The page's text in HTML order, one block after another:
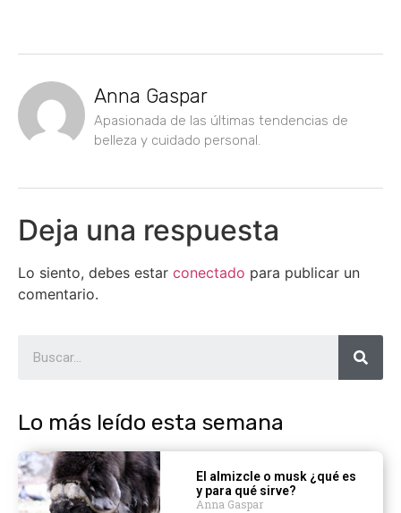
Anna Gaspar
Apasionada de las últimas tendencias de
belleza y cuidado personal.
Deja una respuesta
Lo siento, debes estar conectado para publicar un
comentario.
Lo más leído esta semana
El almizcle o musk ¿qué es
y para qué sirve?
Anna Gaspar